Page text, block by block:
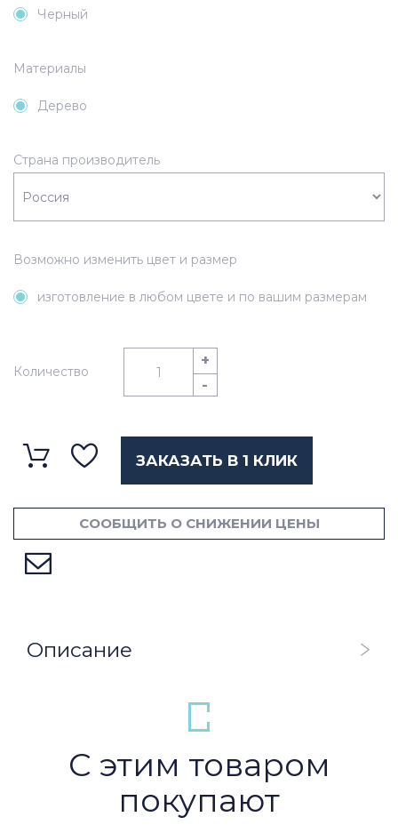
Черный
Дерево
изготовление в любом цвете и по вашим размерам
Количество
+
-
ЗАКАЗАТЬ В 1 КЛИК
СООБЩИТЬ О СНИЖЕНИИ ЦЕНЫ
Описание
С этим товаром
покупают